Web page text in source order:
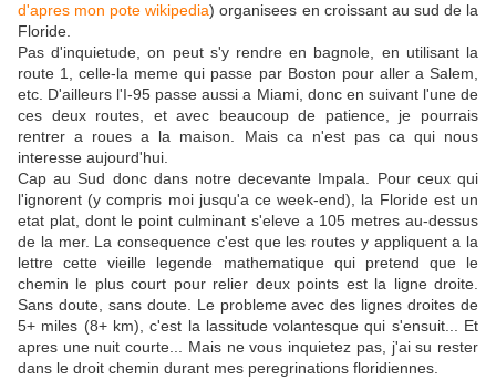
d'apres mon pote wikipedia) organisees en croissant au sud de la
Floride.
Pas d'inquietude, on peut s'y rendre en bagnole, en utilisant la
route 1, celle-la meme qui passe par Boston pour aller a Salem,
etc. D'ailleurs l'I-95 passe aussi a Miami, donc en suivant l'une de
ces deux routes, et avec beaucoup de patience, je pourrais
rentrer a roues a la maison. Mais ca n'est pas ca qui nous
interesse aujourd'hui.
Cap au Sud donc dans notre decevante Impala. Pour ceux qui
l'ignorent (y compris moi jusqu'a ce week-end), la Floride est un
etat plat, dont le point culminant s'eleve a 105 metres au-dessus
de la mer. La consequence c'est que les routes y appliquent a la
lettre cette vieille legende mathematique qui pretend que le
chemin le plus court pour relier deux points est la ligne droite.
Sans doute, sans doute. Le probleme avec des lignes droites de
5+ miles (8+ km), c'est la lassitude volantesque qui s'ensuit... Et
apres une nuit courte... Mais ne vous inquietez pas, j'ai su rester
dans le droit chemin durant mes peregrinations floridiennes.